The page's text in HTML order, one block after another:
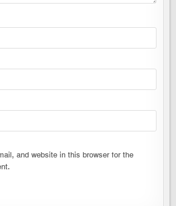
and website in this browser for the